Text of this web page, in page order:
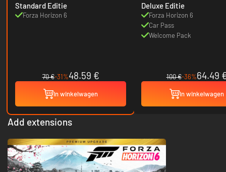
Standard Editie
Forza Horizon 6
70 €-31%48.59 €
In winkelwagen
Deluxe Editie
Forza Horizon 6
Car Pass
Welcome Pack
100 €-36%64.49
In winkelwagen
Add extensions